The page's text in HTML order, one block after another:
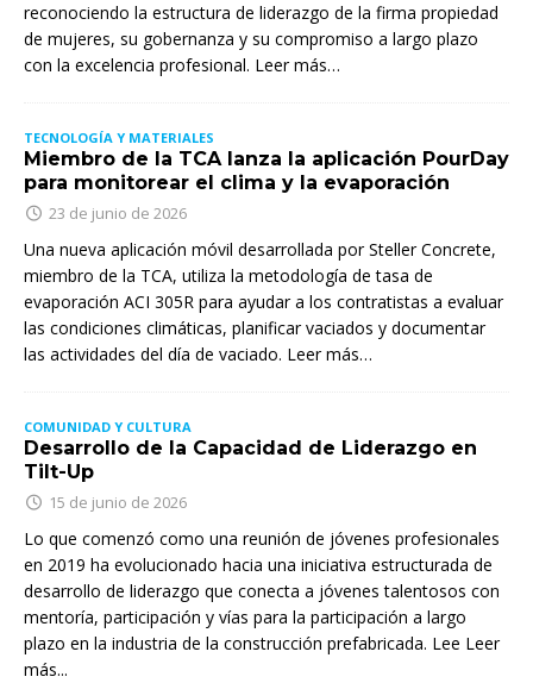
reconociendo la estructura de liderazgo de la firma propiedad
de mujeres, su gobernanza y su compromiso a largo plazo
con la excelencia profesional. Leer más…
TECNOLOGÍA Y MATERIALES
Miembro de la TCA lanza la aplicación PourDay
para monitorear el clima y la evaporación
23 de junio de 2026
Una nueva aplicación móvil desarrollada por Steller Concrete,
miembro de la TCA, utiliza la metodología de tasa de
evaporación ACI 305R para ayudar a los contratistas a evaluar
las condiciones climáticas, planificar vaciados y documentar
las actividades del día de vaciado. Leer más…
COMUNIDAD Y CULTURA
Desarrollo de la Capacidad de Liderazgo en
Tilt-Up
15 de junio de 2026
Lo que comenzó como una reunión de jóvenes profesionales
en 2019 ha evolucionado hacia una iniciativa estructurada de
desarrollo de liderazgo que conecta a jóvenes talentosos con
mentoría, participación y vías para la participación a largo
plazo en la industria de la construcción prefabricada. Lee Leer
más...